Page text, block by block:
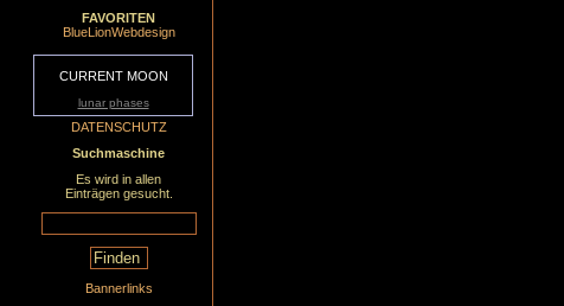
FAVORITEN
BlueLionWebdesign
CURRENT MOON
lunar phases
DATENSCHUTZ
Suchmaschine
Es wird in allen
Einträgen gesucht.
Bannerlinks